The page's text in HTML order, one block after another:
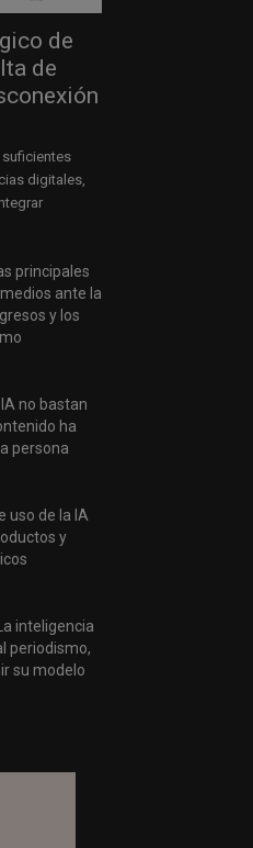
de
de
digitales,
principales
ante la
y los
no bastan
ha
persona
uso de la IA
y
inteligencia
periodismo,
su modelo